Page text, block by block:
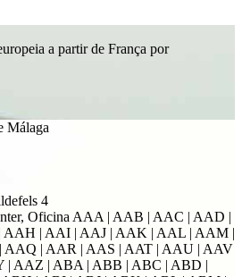
a partir de França por
Málaga
4
Oficina AAA | AAB | AAC | AAD |
AAH | AAI | AAJ | AAK | AAL | AAM |
AAQ | AAR | AAS | AAT | AAU | AAV
| AAZ | ABA | ABB | ABC | ABD |